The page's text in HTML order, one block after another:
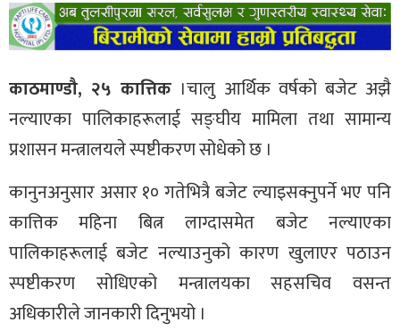
काठमाण्डौ, २५ कात्तिक ।चालु आर्थिक वर्षको बजेट अझै
नल्याएका पालिकाहरूलाई सङ्घीय मामिला तथा सामान्य
प्रशासन मन्त्रालयले स्पष्टीकरण सोधेको छ ।
कानुनअनुसार असार १० गतेभित्रै बजेट ल्याइसक्नुपर्ने भए पनि
कात्तिक महिना बित्न लाग्दासमेत बजेट नल्याएका
पालिकाहरूलाई बजेट नल्याउनुको कारण खुलाएर पठाउन
स्पष्टीकरण सोधिएको मन्त्रालयका सहसचिव वसन्त
अधिकारीले जानकारी दिनुभयो ।